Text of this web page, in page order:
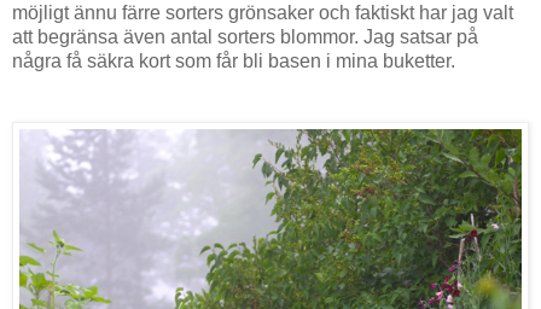
möjligt ännu färre sorters grönsaker och faktiskt har jag valt
att begränsa även antal sorters blommor. Jag satsar på
några få säkra kort som får bli basen i mina buketter.